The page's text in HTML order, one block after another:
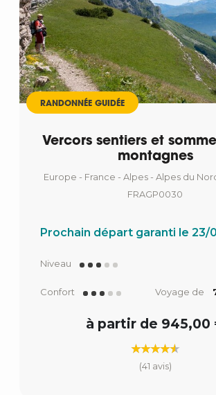
RANDONNÉE GUIDÉE
Vercors sentiers et
montagnes
Europe - France - Alpes - Alpes du
FRAGP0030
Prochain départ garanti le 23/
Niveau
Confort Voyage de
à partir de 945,00
(41 avis)